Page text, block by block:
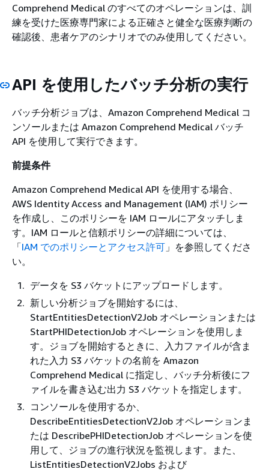
Comprehend Medical のすべてのオペレーションは、訓
練を受けた医療専門家による正確さと健全な医療判断の
確認後、患者ケアのシナリオでのみ使用してください。
API を使用したバッチ分析の実行
バッチ分析ジョブは、Amazon Comprehend Medical コ
ンソールまたは Amazon Comprehend Medical バッチ
API を使用して実行できます。
前提条件
Amazon Comprehend Medical API を使用する場合、
AWS Identity Access and Management (IAM) ポリシー
を作成し、このポリシーを IAM ロールにアタッチしま
す。IAM ロールと信頼ポリシーの詳細については、
「IAM でのポリシーとアクセス許可 」を参照してくださ
い。
データを S3 バケットにアップロードします。
新しい分析ジョブを開始するには、
StartEntitiesDetectionV2Job オペレーションまたは
StartPHIDetectionJob オペレーションを使用しま
す。ジョブを開始するときに、入力ファイルが含ま
れた入力 S3 バケットの名前を Amazon
Comprehend Medical に指定し、バッチ分析後にフ
ァイルを書き込む出力 S3 バケットを指定します。
コンソールを使用するか、
DescribeEntitiesDetectionV2Job オペレーションま
たは DescribePHIDetectionJob オペレーションを使
用して、ジョブの進行状況を監視します。また、
ListEntitiesDetectionV2Jobs および